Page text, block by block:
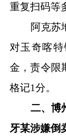
重复扫码等
阿克苏
对玉奇喀
金，责令限
格记1分。
二、博
牙某涉嫌倒